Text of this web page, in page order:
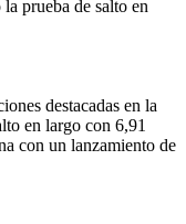
prueba de salto en
destacadas en la
en largo con 6,91
con un lanzamiento de